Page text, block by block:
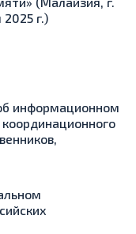
г.)
информационном
координационного